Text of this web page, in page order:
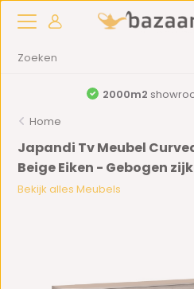
2000m2
Home
Japandi Tv Meubel
Beige Eiken - Gebogen
Bekijk alles Meubels